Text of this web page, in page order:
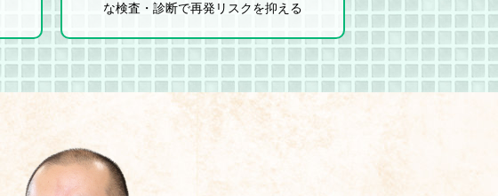
な検査・診断で再発リスクを抑える